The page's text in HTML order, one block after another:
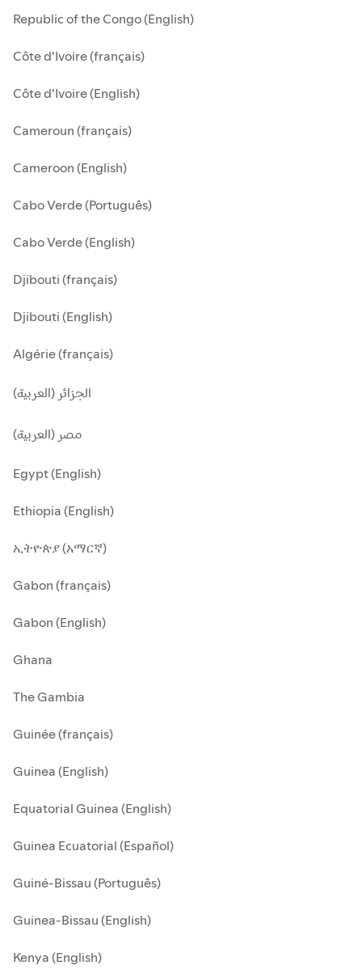
Republic of the Congo (English)
Côte d'Ivoire (français)
Côte d'Ivoire (English)
Cameroun (français)
Cameroon (English)
Cabo Verde (Português)
Cabo Verde (English)
Djibouti (français)
Djibouti (English)
Algérie (français)
الجزائر (العربية)
مصر (العربية)
Egypt (English)
Ethiopia (English)
ኢትዮጵያ (አማርኛ)
Gabon (français)
Gabon (English)
Ghana
The Gambia
Guinée (français)
Guinea (English)
Equatorial Guinea (English)
Guinea Ecuatorial (Español)
Guiné-Bissau (Português)
Guinea-Bissau (English)
Kenya (English)